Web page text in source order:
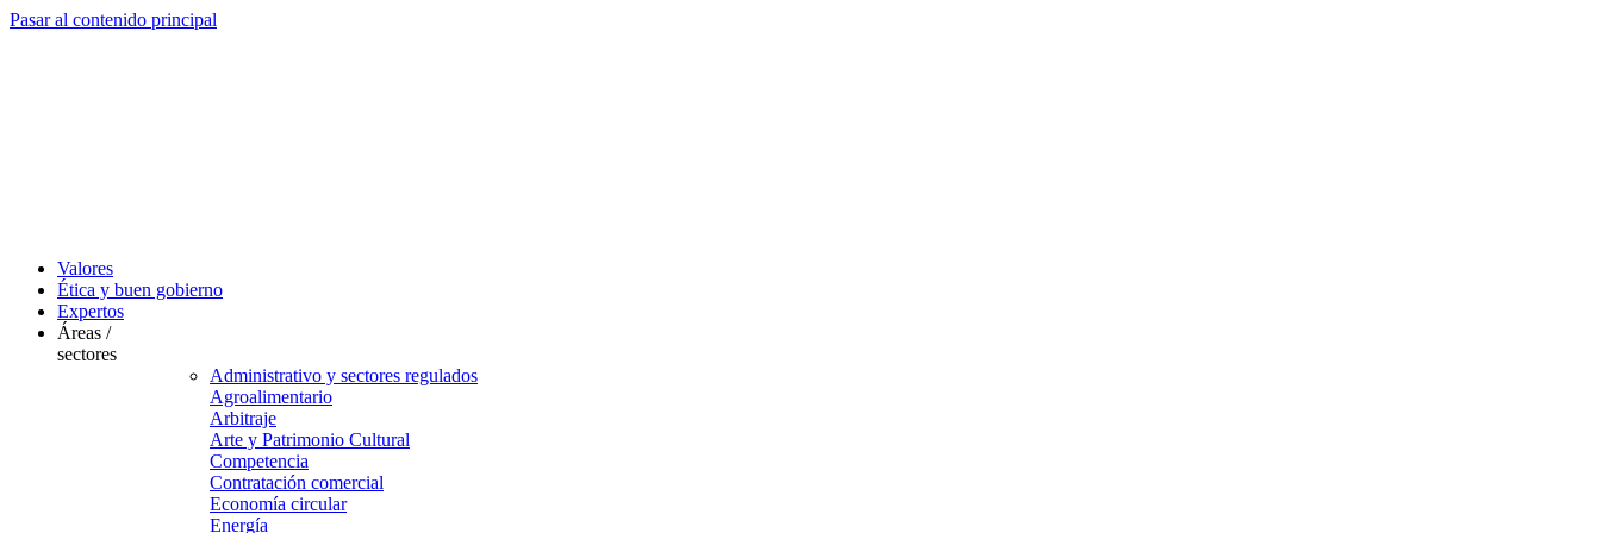
Pasar al contenido principal
Valores
Ética y buen gobierno
Expertos
Áreas /
sectores
Administrativo y sectores regulados
Agroalimentario
Arbitraje
Arte y Patrimonio Cultural
Competencia
Contratación comercial
Economía circular
Energía